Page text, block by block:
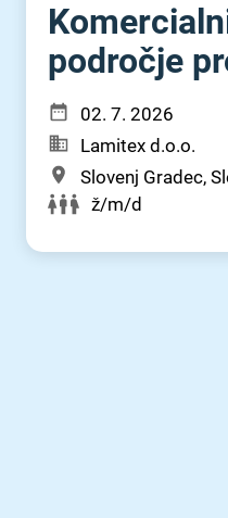
področje
02. 7. 2026
Lamitex d.o.o.
Slovenj Gradec,
ž/m/d